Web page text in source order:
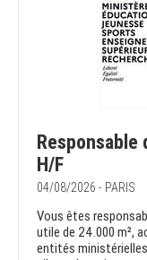
H/F
04/08/2026 - PARIS
Vous êtes
utile de 24.000 m²,
entités